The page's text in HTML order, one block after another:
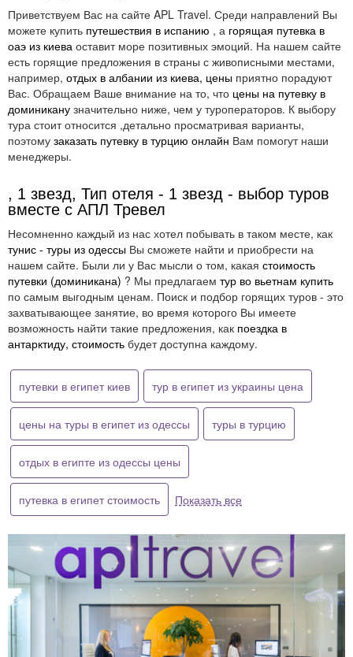
Приветствуем Вас на сайте APL Travel. Среди направлений Вы
можете купить путешествия в испанию , а горящая путевка в
оаэ из киева оставит море позитивных эмоций. На нашем сайте
есть горящие предложения в страны с живописными местами,
например, отдых в албании из киева, цены приятно порадуют
Вас. Обращаем Ваше внимание на то, что цены на путевку в
доминикану значительно ниже, чем у туроператоров. К выбору
тура стоит относится ,детально просматривая варианты,
поэтому заказать путевку в турцию онлайн Вам помогут наши
менеджеры.
, 1 звезд, Тип отеля - 1 звезд - выбор туров
вместе с АПЛ Тревел
Несомненно каждый из нас хотел побывать в таком месте, как
тунис - туры из одессы Вы сможете найти и приобрести на
нашем сайте. Были ли у Вас мысли о том, какая стоимость
путевки (доминикана) ? Мы предлагаем тур во вьетнам купить
по самым выгодным ценам. Поиск и подбор горящих туров - это
захватывающее занятие, во время которого Вы имеете
возможность найти такие предложения, как поездка в
антарктиду, стоимость будет доступна каждому.
путевки в египет киев тур в египет из украины цена
цены на туры в египет из одессы туры в турцию
отдых в египте из одессы цены
путевка в египет стоимость Показать все